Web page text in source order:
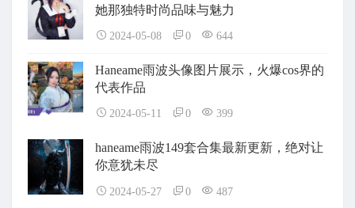
她那独特时尚品味与魅力
2024-05-08 0 644
Haneame雨波头像图片展示，火爆cos界的
代表作品
2024-05-11 0 399
haneame雨波149套合集最新更新，绝对让
你意犹未尽
2024-05-27 0 487